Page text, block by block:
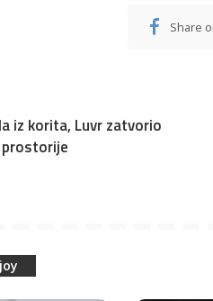
Share
iz korita, Luvr zatvorio